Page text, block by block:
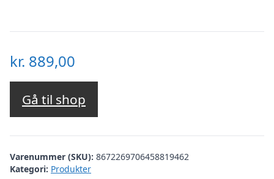
kr. 889,00
Gå til shop
Varenummer (SKU): 8672269706458819462
Kategori: Produkter